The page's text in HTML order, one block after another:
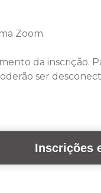
Zoom.
da inscrição.
ser
Inscrições